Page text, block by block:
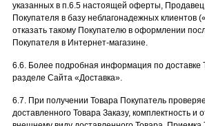
указанных в п.6.5 настоящей оферты,
Покупателя в базу неблагонадежных клиентов
отказать такому Покупателю в оформлении
Покупателя в Интернет-магазине.
6.6. Более подробная информация по доставке
разделе Сайта «Доставка».
6.7. При получении Товара Покупатель
доставленного Товара Заказу, комплектность и